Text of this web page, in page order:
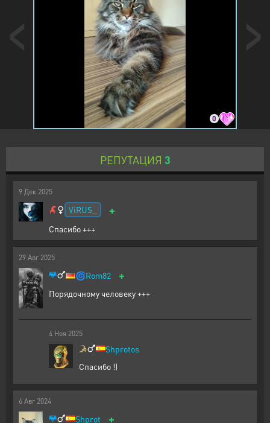
0
РЕПУТАЦИЯ 3
9 Дек 2025
ViRUS_ +
Спасибо +++
29 Авг 2025
🌀Rom82 +
Порядочному человеку +++
4 Ноя 2025
Shprotos
Спасибо !)
6 Авг 2024
Shprot +